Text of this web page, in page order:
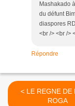
Mashakado
du défunt
diaspores
<br /> <br />
Répondre
< LE REGNE DE ROGA
ROGA